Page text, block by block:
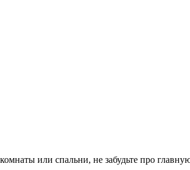
или спальни, не забудьте про